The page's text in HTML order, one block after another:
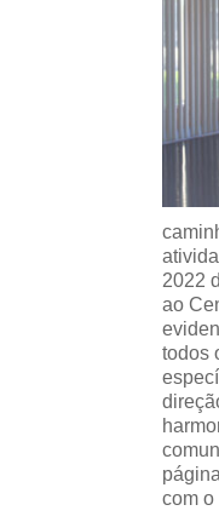
2022
ao
todos
com o